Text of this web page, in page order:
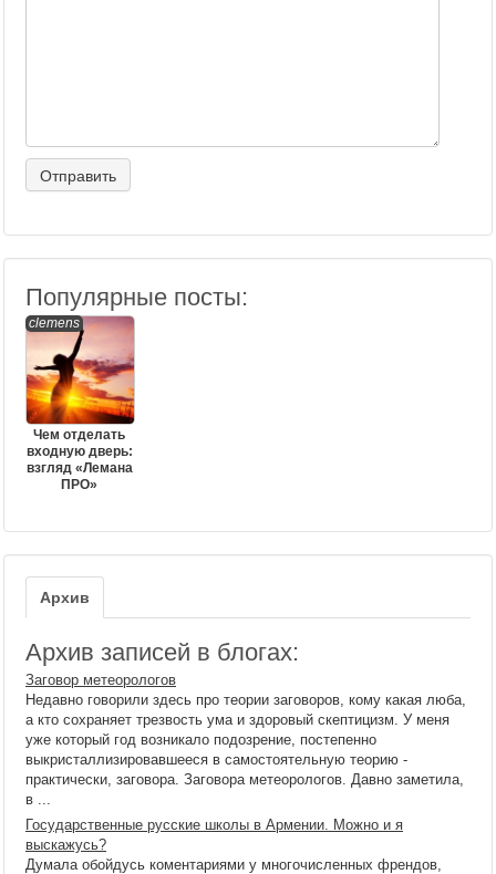
Популярные посты:
clemens
Чем отделать
входную дверь:
взгляд «Лемана
ПРО»
Архив
Архив записей в блогах:
Заговор метеорологов
Недавно говорили здесь про теории заговоров, кому какая люба,
а кто сохраняет трезвость ума и здоровый скептицизм. У меня
уже который год возникало подозрение, постепенно
выкристаллизировавшееся в самостоятельную теорию -
практически, заговора. Заговора метеорологов. Давно заметила,
в ...
Государственные русские школы в Армении. Можно и я
выскажусь?
Думала обойдусь коментариями у многочисленных френдов,